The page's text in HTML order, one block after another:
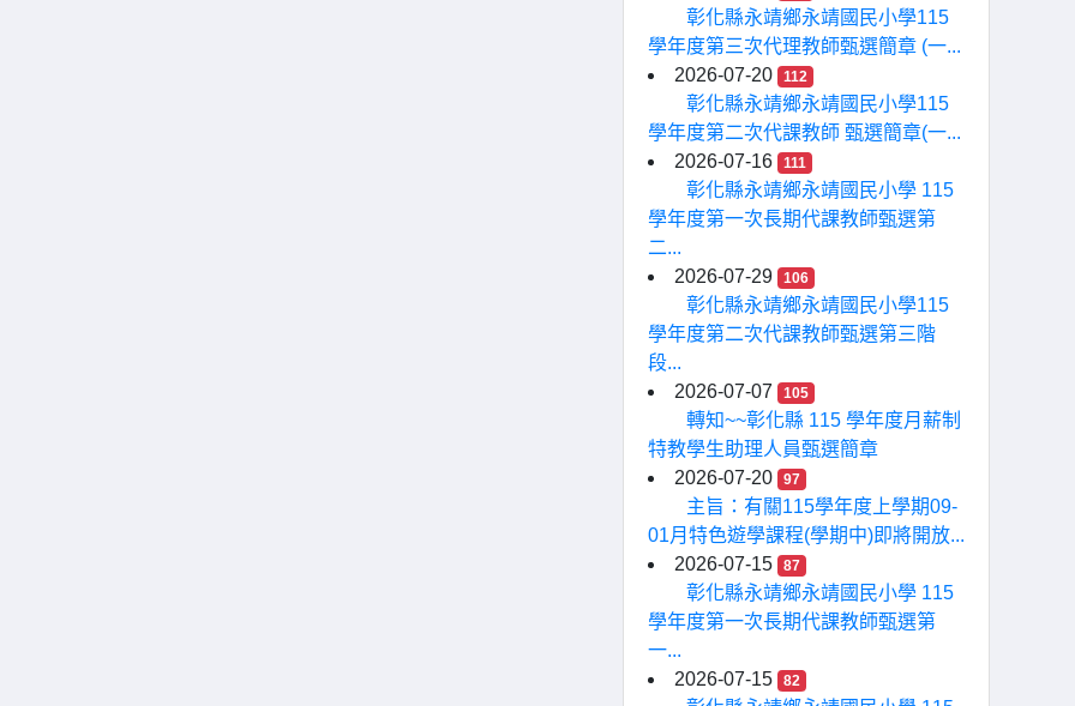
彰化縣永靖鄉永靖國民小學115
學年度第三次代理教師甄選簡章 (一...
2026-07-20
112
彰化縣永靖鄉永靖國民小學115
學年度第二次代課教師 甄選簡章(一...
2026-07-16
111
彰化縣永靖鄉永靖國民小學 115
學年度第一次長期代課教師甄選第
二...
2026-07-29
106
彰化縣永靖鄉永靖國民小學115
學年度第二次代課教師甄選第三階
段...
2026-07-07
105
轉知~~彰化縣 115 學年度月薪制
特教學生助理人員甄選簡章
2026-07-20
97
主旨：有關115學年度上學期09-
01月特色遊學課程(學期中)即將開放...
2026-07-15
87
彰化縣永靖鄉永靖國民小學 115
學年度第一次長期代課教師甄選第
一...
2026-07-15
82